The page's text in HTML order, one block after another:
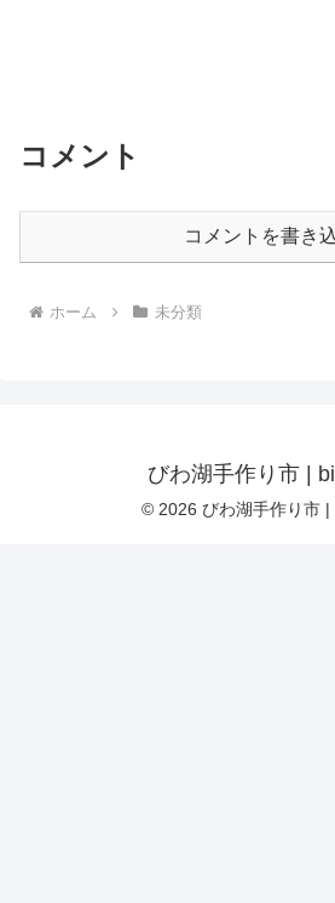
コメント
コメントを書き
ホーム 未分類
びわ湖手作り市 |
© 2026 びわ湖手作り市 |